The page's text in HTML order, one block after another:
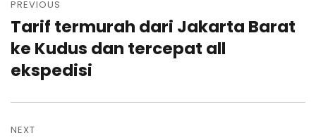
navigation
PREVIOUS
Previous
post:
Tarif termurah dari Jakarta Barat
ke Kudus dan tercepat all
ekspedisi
NEXT